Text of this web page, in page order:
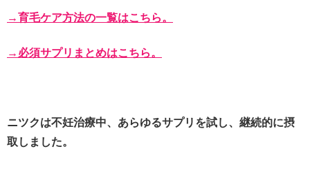
→育毛ケア方法の一覧はこちら。
→必須サプリまとめはこちら。
ニツクは不妊治療中、あらゆるサプリを試し、継続的に摂
取しました。